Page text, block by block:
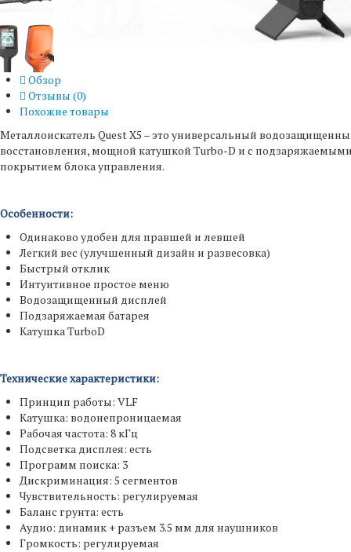
Обзор
Отзывы (0)
Похожие товары
Металлоискатель Quest X5 – это универсальный
восстановления, мощной катушкой Turbo-D и с
покрытием блока управления.
Особенности:
Одинаково удобен для правшей и левшей
Легкий вес (улучшенный дизайн и развесовка)
Быстрый отклик
Интуитивное простое меню
Водозащищенный дисплей
Подзаряжаемая батарея
Катушка TurboD
Технические характеристики:
Принцип работы: VLF
Катушка: водонепроницаемая
Рабочая частота: 8 кГц
Подсветка дисплея: есть
Программ поиска: 3
Дискриминация: 5 сегментов
Чувствительность: регулируемая
Баланс грунта: есть
Аудио: динамик + разъем 3.5 мм для наушников
Громкость: регулируемая